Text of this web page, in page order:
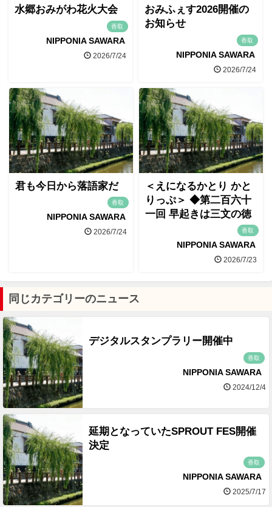
水郷おみがわ花火大会
香取
NIPPONIA SAWARA
2026/7/24
おみふぇす2026開催の
お知らせ
香取
NIPPONIA SAWARA
2026/7/24
君も今日から落語家だ
香取
NIPPONIA SAWARA
2026/7/24
＜えになるかとり かと
りっぷ＞ ◆第二百六十
一回 早起きは三文の徳
香取
NIPPONIA SAWARA
2026/7/23
同じカテゴリーのニュース
デジタルスタンプラリー開催中
香取
NIPPONIA SAWARA
2024/12/4
延期となっていたSPROUT FES開催
決定
香取
NIPPONIA SAWARA
2025/7/17